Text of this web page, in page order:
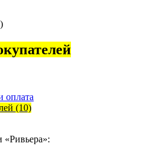
оплата
(10)
«Ривьера»: